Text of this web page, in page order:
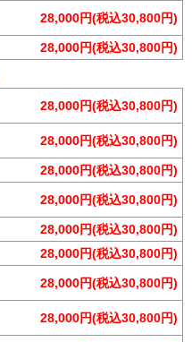
28,000円(税込30,800円)
28,000円(税込30,800円)
28,000円(税込30,800円)
28,000円(税込30,800円)
28,000円(税込30,800円)
28,000円(税込30,800円)
28,000円(税込30,800円)
28,000円(税込30,800円)
28,000円(税込30,800円)
28,000円(税込30,800円)